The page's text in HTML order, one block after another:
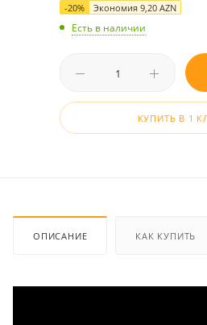
-20% Экономия 9,20 AZN
Есть в наличии
КУПИТЬ В 1
ОПИСАНИЕ КАК КУПИТЬ